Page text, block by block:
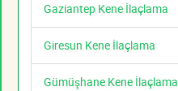
Gaziantep Kene İlaçlama
Giresun Kene İlaçlama
Gümüşhane Kene İlaçlama